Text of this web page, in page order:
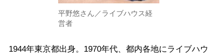
平野悠さん／ライブハウス経
営者
1944年東京都出身。1970年代、都内各地にライブハウ